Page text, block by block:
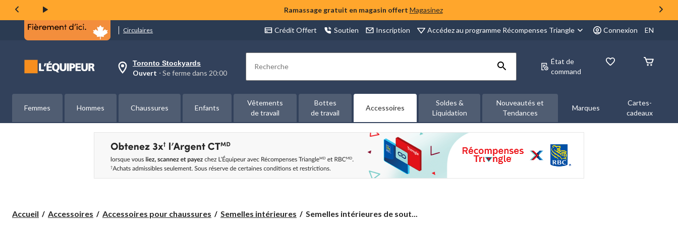
Ramassage gratuit en magasin offert Magasinez
Circulaires Crédit Offert Soutien Inscription Accédez au programme Récompenses Triangle Connexion EN
votre
est
Toronto
Stockyards,
ferme
dans
à
20:00
Toronto Stockyards
Ouvert ⋅ Se ferme dans 20:00 Rechercher
État de
command
Femmes Hommes Chaussures Enfants
Vêtements
de travail
Bottes
de travail
Accessoires
Soldes &
Liquidation
Nouveautés et
Tendances
Marques
Cartes-
cadeaux
Accueil Accessoires Accessoires pour chaussures Semelles intérieures
Semelles
Semelles intérieures de sout...